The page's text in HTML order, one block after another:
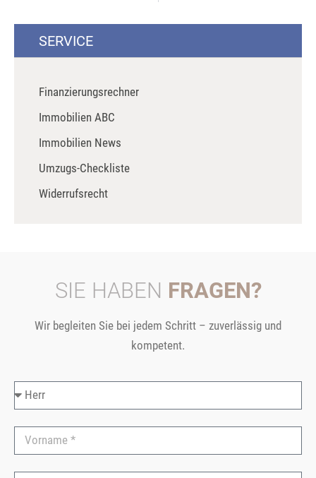
SERVICE
Finanzierungsrechner
Immobilien ABC
Immobilien News
Umzugs-Checkliste
Widerrufsrecht
SIE HABEN FRAGEN?
Wir begleiten Sie bei jedem Schritt – zuverlässig und
kompetent.